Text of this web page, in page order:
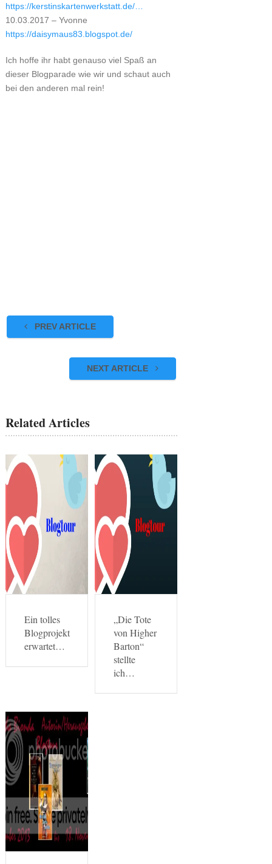
https://kerstinskartenwerkstatt.de/…
10.03.2017 – Yvonne
https://daisymaus83.blogspot.de/
Ich hoffe ihr habt genauso viel Spaß an
dieser Blogparade wie wir und schaut auch
bei den anderen mal rein!
PREV ARTICLE
NEXT ARTICLE
Related Articles
Ein tolles
Blogprojekt
erwartet…
„Die Tote
von Higher
Barton“
stellte
ich…